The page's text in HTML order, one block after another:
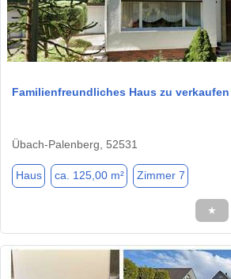
Familienfreundliches Haus zu verkaufen
Übach-Palenberg, 52531
Haus ca. 125,00 m² Zimmer 7
★